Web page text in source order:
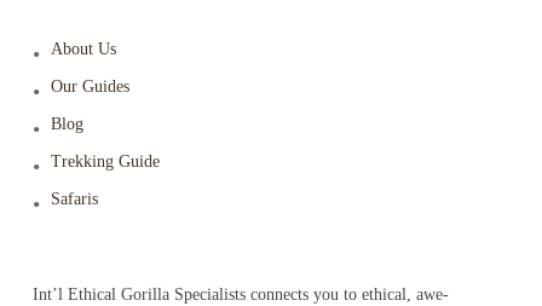
About Us
Our Guides
Blog
Trekking Guide
Safaris
Int’l Ethical Gorilla Specialists connects you to ethical, awe-